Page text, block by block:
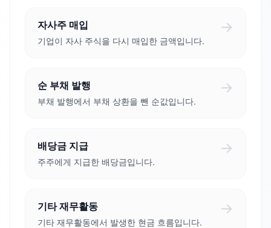
자사주 매입
기업이 자사 주식을 다시 매입한 금액입니다.
→
순 부채 발행
부채 발행에서 부채 상환을 뺀 순값입니다.
→
배당금 지급
주주에게 지급한 배당금입니다.
→
기타 재무활동
기타 재무활동에서 발생한 현금 흐름입니다.
→